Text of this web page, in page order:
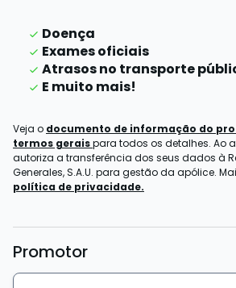
Doença
Exames oficiais
Atrasos no transporte
E muito mais!
Veja o documento de informação do
termos geraispara todos os detalhes. Ao
autoriza a transferência dos seus dados à
Generales, S.A.U. para gestão da apólice.
política de privacidade.
Promotor